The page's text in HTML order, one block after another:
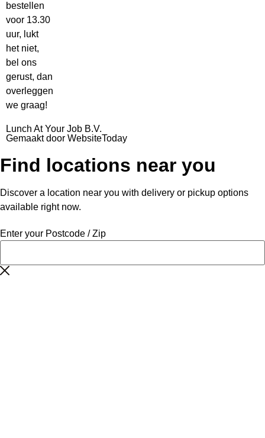
bestellen
voor 13.30
uur, lukt
het niet,
bel ons
gerust, dan
overleggen
we graag!
Lunch At Your Job B.V.
Gemaakt door WebsiteToday
Find locations near you
Discover a location near you with delivery or pickup options
available right now.
Enter your Postcode / Zip